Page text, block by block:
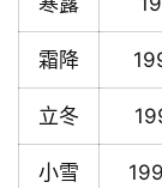
霜降
立冬
小雪